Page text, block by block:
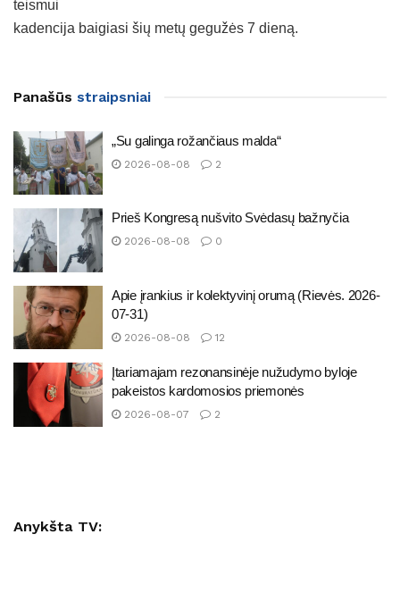
teismui
kadencija baigiasi šių metų gegužės 7 dieną.
Panašūs straipsniai
„Su galinga rožančiaus malda“
2026-08-08 2
Prieš Kongresą nušvito Svėdasų bažnyčia
2026-08-08 0
Apie įrankius ir kolektyvinį orumą (Rievės. 2026-
07-31)
2026-08-08 12
Įtariamajam rezonansinėje nužudymo byloje
pakeistos kardomosios priemonės
2026-08-07 2
Anykšta TV: